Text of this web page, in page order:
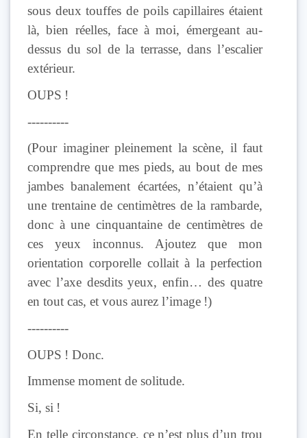
sous deux touffes de poils capillaires étaient
là, bien réelles, face à moi, émergeant au-
dessus du sol de la terrasse, dans l’escalier
extérieur.
OUPS !
----------
(Pour imaginer pleinement la scène, il faut
comprendre que mes pieds, au bout de mes
jambes banalement écartées, n’étaient qu’à
une trentaine de centimètres de la rambarde,
donc à une cinquantaine de centimètres de
ces yeux inconnus. Ajoutez que mon
orientation corporelle collait à la perfection
avec l’axe desdits yeux, enfin… des quatre
en tout cas, et vous aurez l’image !)
----------
OUPS ! Donc.
Immense moment de solitude.
Si, si !
En telle circonstance, ce n’est plus d’un trou